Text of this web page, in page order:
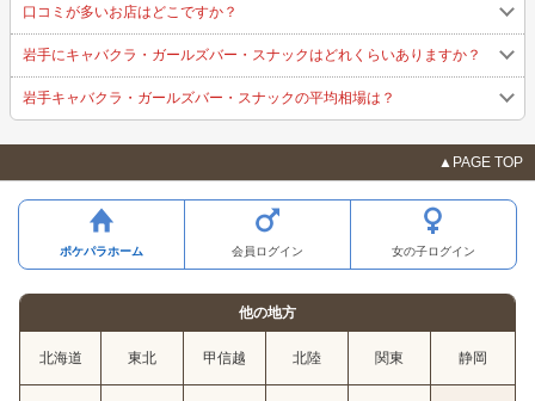
口コミが多いお店はどこですか？
岩手にキャバクラ・ガールズバー・スナックはどれくらいありますか？
岩手キャバクラ・ガールズバー・スナックの平均相場は？
▲PAGE TOP
ポケパラホーム 会員ログイン 女の子ログイン
他の地方
北海道 東北 甲信越 北陸 関東 静岡